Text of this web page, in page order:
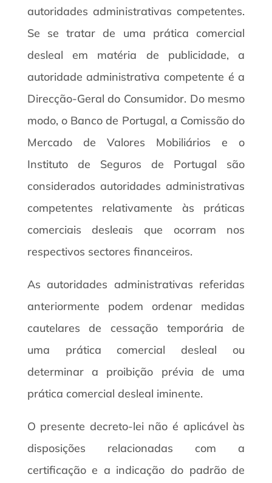
autoridades administrativas competentes.
Se se tratar de uma prática comercial
desleal em matéria de publicidade, a
autoridade administrativa competente é a
Direcção-Geral do Consumidor. Do mesmo
modo, o Banco de Portugal, a Comissão do
Mercado de Valores Mobiliários e o
Instituto de Seguros de Portugal são
considerados autoridades administrativas
competentes relativamente às práticas
comerciais desleais que ocorram nos
respectivos sectores financeiros.
As autoridades administrativas referidas
anteriormente podem ordenar medidas
cautelares de cessação temporária de
uma prática comercial desleal ou
determinar a proibição prévia de uma
prática comercial desleal iminente.
O presente decreto-lei não é aplicável às
disposições relacionadas com a
certificação e a indicação do padrão de